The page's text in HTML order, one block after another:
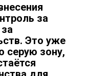
за
Это уже
серую зону,